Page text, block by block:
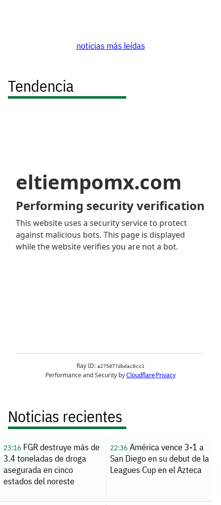
noticias más leídas
Tendencia
Noticias recientes
23:16FGR destruye más de
3.4 toneladas de droga
asegurada en cinco
estados del noreste
22:36América vence 3-1 a
San Diego en su debut de la
Leagues Cup en el Azteca